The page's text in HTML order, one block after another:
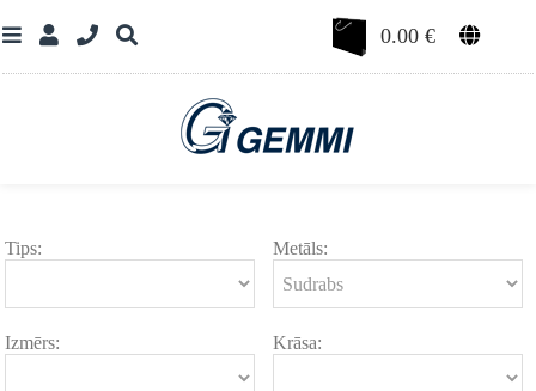
0.00€
Tips: Metāls:
Izmērs: Krāsa: